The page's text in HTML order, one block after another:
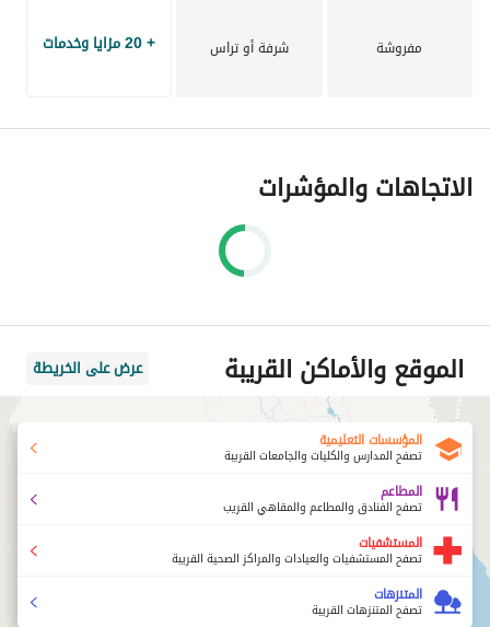
مفروشة شرفة أو تراس + 20 مزايا وخدمات
الاتجاهات والمؤشرات
الموقع والأماكن القريبة عرض على الخريطة
المؤسسات التعليمية
تصفح المدارس والكليات والجامعات القريبة
المطاعم
تصفح الفنادق والمطاعم والمقاهي القريب
المستشفيات
تصفح المستشفيات والعيادات والمراكز الصحية القريبة
المتنزهات
تصفح المتنزهات القريبة